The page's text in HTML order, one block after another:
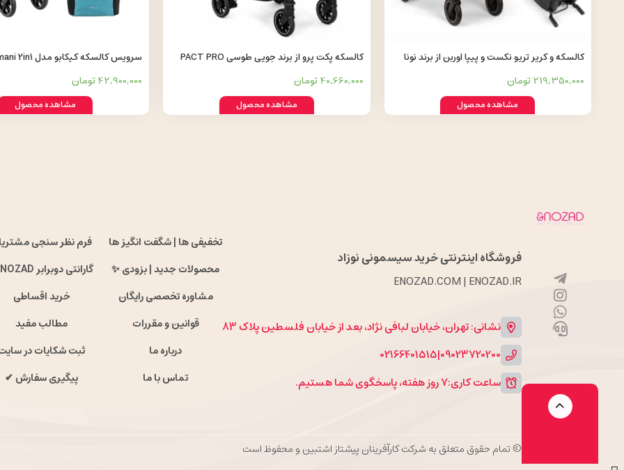
کالسکه و کریر تریو نکست و پیپا اوربن از برند نونا
Triv Next & PIPA URBN by NUNA
219,350,000 تومان
مشاهده محصول
کالسکه پکت پرو از برند جویی طوسی PACT PRO
by JOIE
40,660,000 تومان
مشاهده محصول
سرویس کالسکه کیکابو مدل kikkaboo amani 2in1
42,900,000 تومان
مشاهده محصول
فروشگاه اینترنتی خرید سیسمونی نوزاد
ENOZAD.COM | ENOZAD.IR
نشانی: تهران، خیابان لبافی نژاد، بعد از خیابان فلسطین پلاک 83
09023720200
|
02166401515
ساعت کاری:۷ روز هفته، پاسخگوی شما هستیم.
تخفیفی ها | شگفت انگیز ها
فرم نظر سنجی
محصولات جدید | بزودی ✨
گارانتی دوبرابر ENOZAD !
مشاوره تخصصی رایگان
خرید اقساطی
قوانین و مقررات
مطالب مفید
درباره ما
ثبت شکایات در
تماس با ما
پیگیری سفارش ✔
© تمام حقوق متعلق به شرکت کارآفرینان پیشتاز اشتبین و محفوظ است